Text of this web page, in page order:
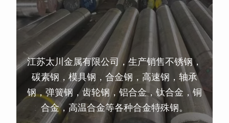
江苏太川金属有限公司，生产销售不锈钢，
碳素钢，模具钢，合金钢，高速钢，轴承
钢，弹簧钢，齿轮钢，铝合金，钛合金，铜
合金，高温合金等各种合金特殊钢。